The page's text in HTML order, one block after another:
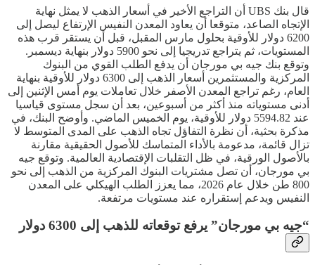
قال بنك UBS أن التراجع الأخير في أسعار الذهب لا يمثل نهاية
الإتجاه الصاعد، متوقعا أن يعاود المعدن النفيس الإرتفاع ليصل إلى
6200 دولار للأوقية بحلول مارس المقبل، قبل أن يستقر قرب هذه
المستويات، ثم يتراجع تدريجيا إلى نحو 5900 دولار بنهاية ديسمبر.
وتوقع بنك جيه بي مورجان أن يدفع الطلب القوي من البنوك
المركزية والمستثمرين أسعار الذهب إلى 6300 دولار للأوقية بنهاية
العام، رغم تراجع المعدن الأصفر خلال تعاملات يوم أمس الإثنين إلى
أدنى مستوياته منذ أكثر من أسبوعين، بعد أن سجل مستوى قياسيا
عند 5594.82 دولار للأوقية، يوم الخميس الماضي. وأوضح البنك، في
مذكرة بحثية، أن نظرة التفاؤل تجاه الذهب على المدى المتوسط لا
تزال قائمة، مدعومة بالأداء المتماسك للأصول الحقيقية مقارنة
بالأصول الورقية، في ظل التقلبات الإقتصادية العالمية. وتوقع جيه
بي مورجان، أن تصل مشتريات البنوك المركزية من الذهب إلى نحو
800 طن خلال عام 2026، مما يعزز الطلب الهيكلي على المعدن
النفيس ويدعم إستقراره عند مستويات مرتفعة.
“جيه بي مورجان” يرفع توقعاته للذهب إلى 6300 دولار